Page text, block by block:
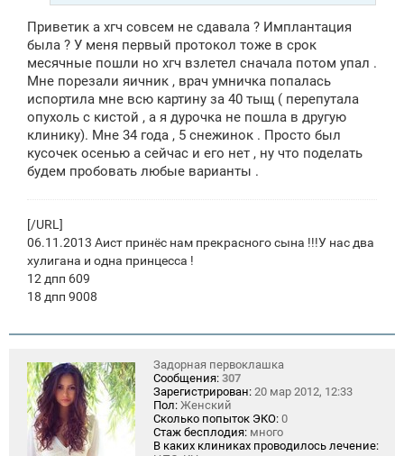
Приветик а хгч совсем не сдавала ? Имплантация
была ? У меня первый протокол тоже в срок
месячные пошли но хгч взлетел сначала потом упал .
Мне порезали яичник , врач умничка попалась
испортила мне всю картину за 40 тыщ ( перепутала
опухоль с кистой , а я дурочка не пошла в другую
клинику). Мне 34 года , 5 снежинок . Просто был
кусочек осенью а сейчас и его нет , ну что поделать
будем пробовать любые варианты .
[/URL]
06.11.2013 Аист принёс нам прекрасного сына !!!У нас два
хулигана и одна принцесса !
12 дпп 609
18 дпп 9008
Задорная первоклашка
Сообщения: 307
Зарегистрирован: 20 мар 2012, 12:33
Пол: Женский
Сколько попыток ЭКО: 0
Стаж бесплодия: много
В каких клиниках проводилось лечение: